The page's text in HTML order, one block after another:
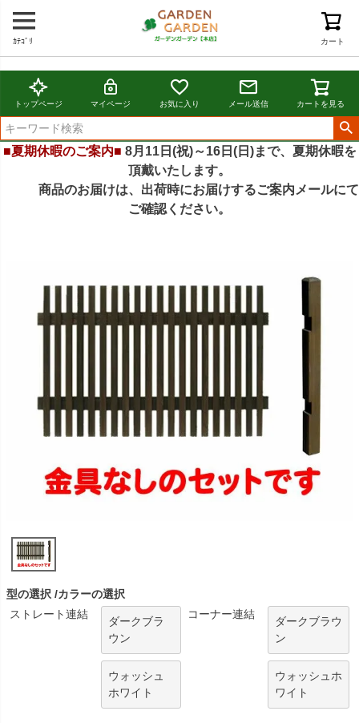
カート
ｶﾃｺﾞﾘ
トップページ マイページ お気に入り メール送信 カートを見る
■夏期休暇のご案内■ 8月11日(祝)～16日(日)まで、夏期休暇を
頂戴いたします。
商品のお届けは、出荷時にお届けするご案内メールにて
ご確認ください。
型の選択
カラーの選択
ストレート連結
ダークブラ
ウン
ウォッシュ
ホワイト
コーナー連結
ダークブラウ
ン
ウォッシュホ
ワイト